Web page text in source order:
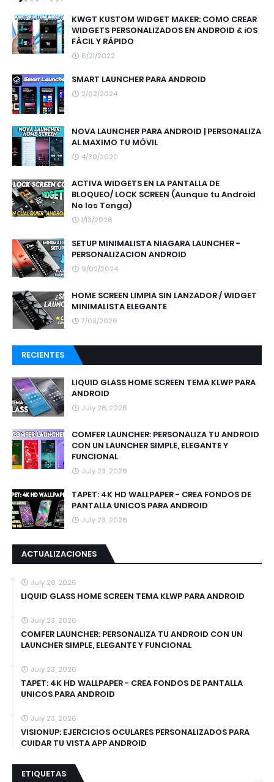
KWGT KUSTOM WIDGET MAKER: COMO CREAR
WIDGETS PERSONALIZADOS EN ANDROID & iOS
FÁCIL Y RÁPIDO
6/21/2022
SMART LAUNCHER PARA ANDROID
2/02/2024
NOVA LAUNCHER PARA ANDROID | PERSONALIZA
AL MAXIMO TU MÓVIL
4/30/2020
ACTIVA WIDGETS EN LA PANTALLA DE
BLOQUEO/ LOCK SCREEN (Aunque tu Android
No los Tenga)
1/13/2026
SETUP MINIMALISTA NIAGARA LAUNCHER -
PERSONALIZACION ANDROID
9/02/2024
HOME SCREEN LIMPIA SIN LANZADOR / WIDGET
MINIMALISTA ELEGANTE
7/03/2026
RECIENTES
LIQUID GLASS HOME SCREEN TEMA KLWP PARA
ANDROID
July 28, 2026
COMFER LAUNCHER: PERSONALIZA TU ANDROID
CON UN LAUNCHER SIMPLE, ELEGANTE Y
FUNCIONAL
July 23, 2026
TAPET: 4K HD WALLPAPER - CREA FONDOS DE
PANTALLA UNICOS PARA ANDROID
July 23, 2026
ACTUALIZACIONES
July 28, 2026
LIQUID GLASS HOME SCREEN TEMA KLWP PARA ANDROID
July 23, 2026
COMFER LAUNCHER: PERSONALIZA TU ANDROID CON UN
LAUNCHER SIMPLE, ELEGANTE Y FUNCIONAL
July 23, 2026
TAPET: 4K HD WALLPAPER - CREA FONDOS DE PANTALLA
UNICOS PARA ANDROID
July 23, 2026
VISIONUP: EJERCICIOS OCULARES PERSONALIZADOS PARA
CUIDAR TU VISTA APP ANDROID
ETIQUETAS